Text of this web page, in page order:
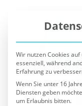
Wir nutzen Cookies
essenziell, während
Erfahrung zu
Wenn Sie unter 16
Diensten geben
um Erlaubnis bitten.